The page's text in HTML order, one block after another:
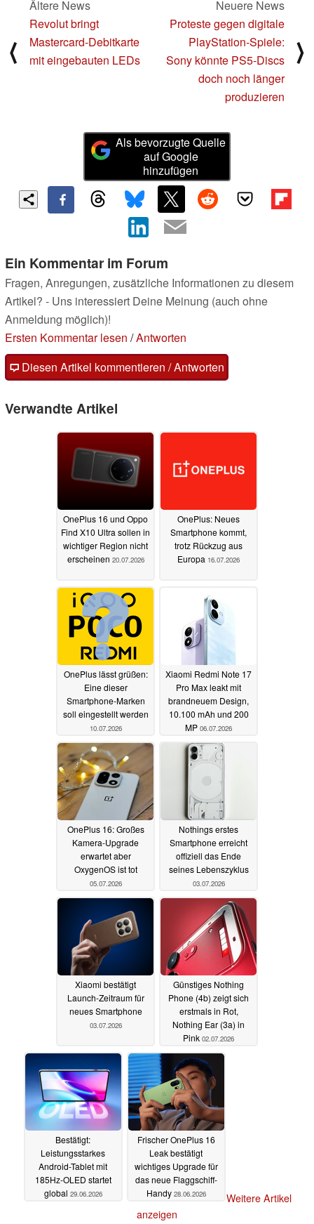
⟨
Ältere News
Revolut bringt
Mastercard-Debitkarte
mit eingebauten LEDs
Neuere News
Proteste gegen digitale
PlayStation-Spiele:
Sony könnte PS5-Discs
doch noch länger
produzieren
⟩
Als bevorzugte Quelle
auf Google
hinzufügen
Ein Kommentar im Forum
Fragen, Anregungen, zusätzliche Informationen zu diesem
Artikel? - Uns interessiert Deine Meinung (auch ohne
Anmeldung möglich)!
Ersten Kommentar lesen /Antworten
Diesen Artikel kommentieren / Antworten
Verwandte Artikel
OnePlus 16 und Oppo
Find X10 Ultra sollen in
wichtiger Region nicht
erscheinen 20.07.2026
OnePlus: Neues
Smartphone kommt,
trotz Rückzug aus
Europa 16.07.2026
OnePlus lässt grüßen:
Eine dieser
Smartphone-Marken
soll eingestellt werden
10.07.2026
Xiaomi Redmi Note 17
Pro Max leakt mit
brandneuem Design,
10.100 mAh und 200
MP 06.07.2026
OnePlus 16: Großes
Kamera-Upgrade
erwartet aber
OxygenOS ist tot
05.07.2026
Nothings erstes
Smartphone erreicht
offiziell das Ende
seines Lebenszyklus
03.07.2026
Xiaomi bestätigt
Launch-Zeitraum für
neues Smartphone
03.07.2026
Günstiges Nothing
Phone (4b) zeigt sich
erstmals in Rot,
Nothing Ear (3a) in
Pink 02.07.2026
Bestätigt:
Leistungsstarkes
Android-Tablet mit
185Hz-OLED startet
global 29.06.2026
Frischer OnePlus 16
Leak bestätigt
wichtiges Upgrade für
das neue Flaggschiff-
Handy 28.06.2026
Weitere Artikel
anzeigen